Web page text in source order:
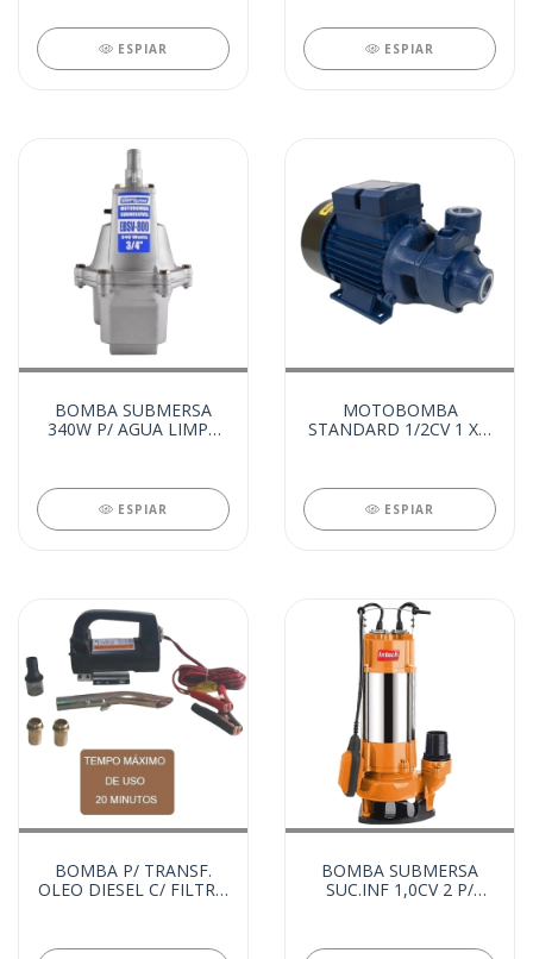
ESPIAR ESPIAR
BOMBA SUBMERSA
340W P/ AGUA LIMPA
ESPIAR
MOTOBOMBA
STANDARD 1/2CV 1 X 1
ESPIAR
BOMBA P/ TRANSF.
OLEO DIESEL C/ FILTRO
BOMBA SUBMERSA
SUC.INF 1,0CV 2 P/